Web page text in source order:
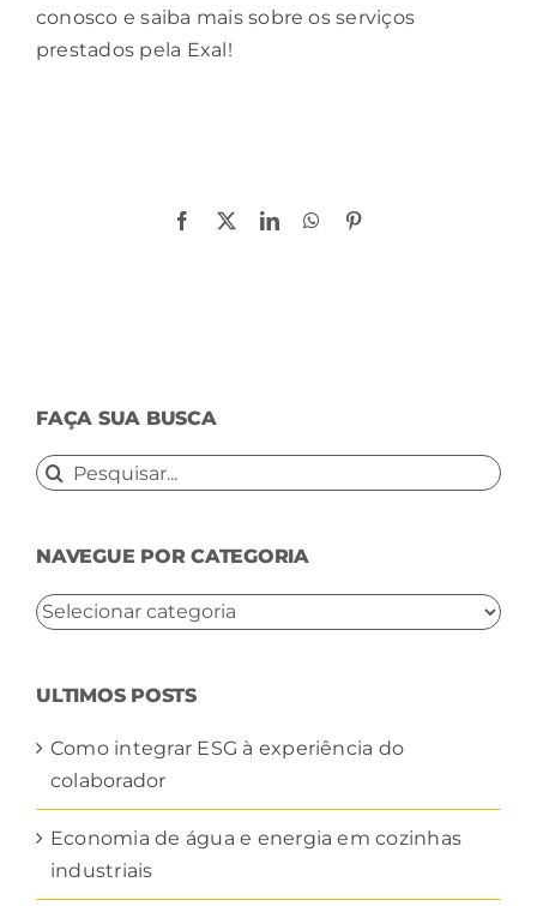
conosco e saiba mais sobre os serviços
prestados pela Exal!
Facebook
X LinkedInWhatsApp
FAÇA SUA BUSCA
Buscar
NAVEGUE POR CATEGORIA
NAVEGUE
ULTIMOS POSTS
Como integrar ESG à experiência do
colaborador
Economia de água e energia em cozinhas
industriais